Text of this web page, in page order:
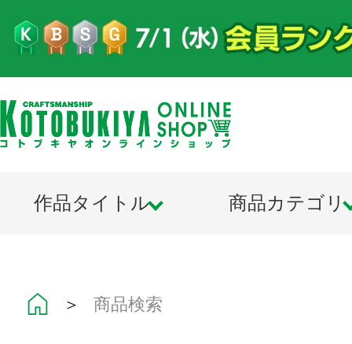
作品タイトル 商品カテゴリ
＞ 商品検索